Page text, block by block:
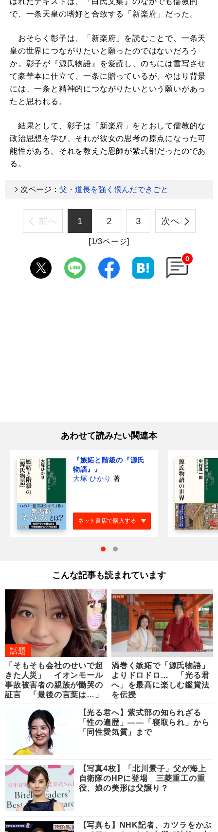
で、一条天皇の嗜好と合致する「新楽府」だった。
おそらく彰子は、「新楽府」を読むことで、一条天
皇の世界につながりたいと願ったのではないだろう
か。彰子が『源氏物語』を愛読し、のちには書写させ
て豪華本に仕立て、一条に贈っているが、やはり背景
には、一条と精神的につながりたいという願いがあっ
たと思われる。
結果として、彰子は「新楽府」をとおして儒教的な
政治思想を学び、それが彼女の思考の原点になった可
能性がある。それを教えた恩師が紫式部だったのであ
る。
次ページ： 父・道長を強く恨んだできごと
前へ 1 2 3 次へ
[1/3ページ]
0
あわせて読みたい関連本
『嫉妬と階級の『源氏
物語』』
大塚 ひかり 著
ネット書店で購入する
こんな記事も読まれています
話題
「そもそも会社のせいで起
きた人災」 イオンモール
事故被害者の親族が慟哭の
証言 「最後の言葉は…」
渦巻く嫉妬で「源氏物語」
よりドロドロ… 「光る君
へ」を最高に楽しむ鑑賞法
を伝授
【光る君へ】紫式部の知られざる
「性の遍歴」――「寝取られ」から
「同性愛気質」まで
【写真4枚】「北川景子」父が海上
自衛隊のHPに登場 三菱重工の重
役、娘の美形は父譲り？
【写真も】NHK記者、カツラをかぶ